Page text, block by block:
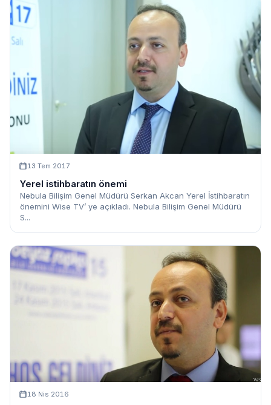
13 Tem 2017
Yerel istihbaratın önemi
Nebula Bilişim Genel Müdürü Serkan Akcan Yerel İstihbaratın
önemini Wise TV’ ye açıkladı. Nebula Bilişim Genel Müdürü
S...
18 Nis 2016